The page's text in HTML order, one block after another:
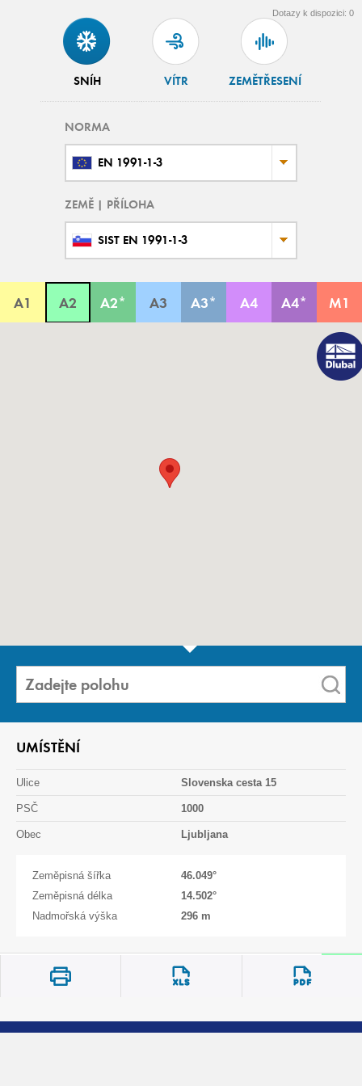
NORMA
EN 1991-1-3
ZEMĚ | PŘÍLOHA
SIST EN 1991-1-3
SNÍH VÍTR ZEMĚTŘESENÍ
Dotazy k dispozici: 0
A1 A2 A2* A3 A3* A4 A4* M1
UMÍSTĚNÍ
Ulice Slovenska cesta 15
PSČ 1000
Obec Ljubljana
Zeměpisná šířka 46.049°
Zeměpisná délka
14.502°
Nadmořská výška
296 m
Oblast zatížení sněhem